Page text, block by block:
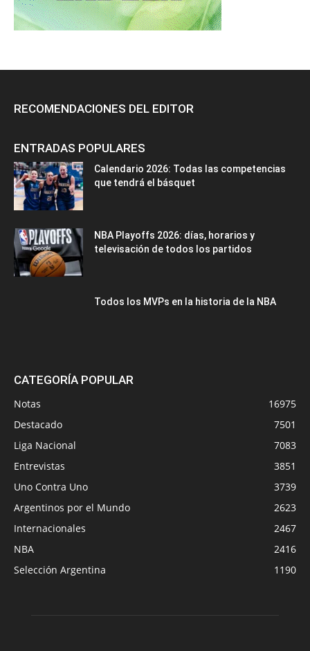
RECOMENDACIONES DEL EDITOR
ENTRADAS POPULARES
Calendario 2026: Todas las competencias
que tendrá el básquet
NBA Playoffs 2026: días, horarios y
televisación de todos los partidos
Todos los MVPs en la historia de la NBA
CATEGORÍA POPULAR
Notas
16975
Destacado
7501
Liga Nacional
7083
Entrevistas
3851
Uno Contra Uno
3739
Argentinos por el Mundo
2623
Internacionales
2467
NBA
2416
Selección Argentina
1190